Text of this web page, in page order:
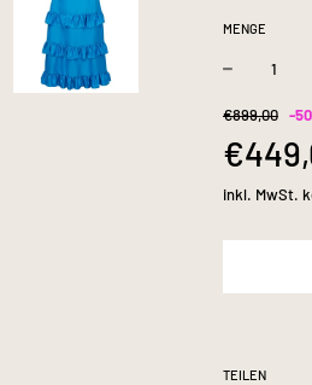
MENGE
€899,00 -
inkl. MwSt.
TEILEN